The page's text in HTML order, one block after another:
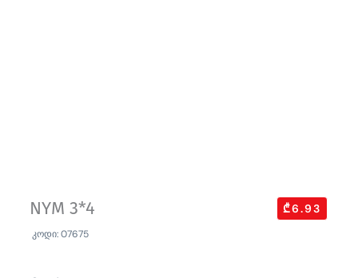
NYM 3*4 ₾6.93
კოდი: 07675